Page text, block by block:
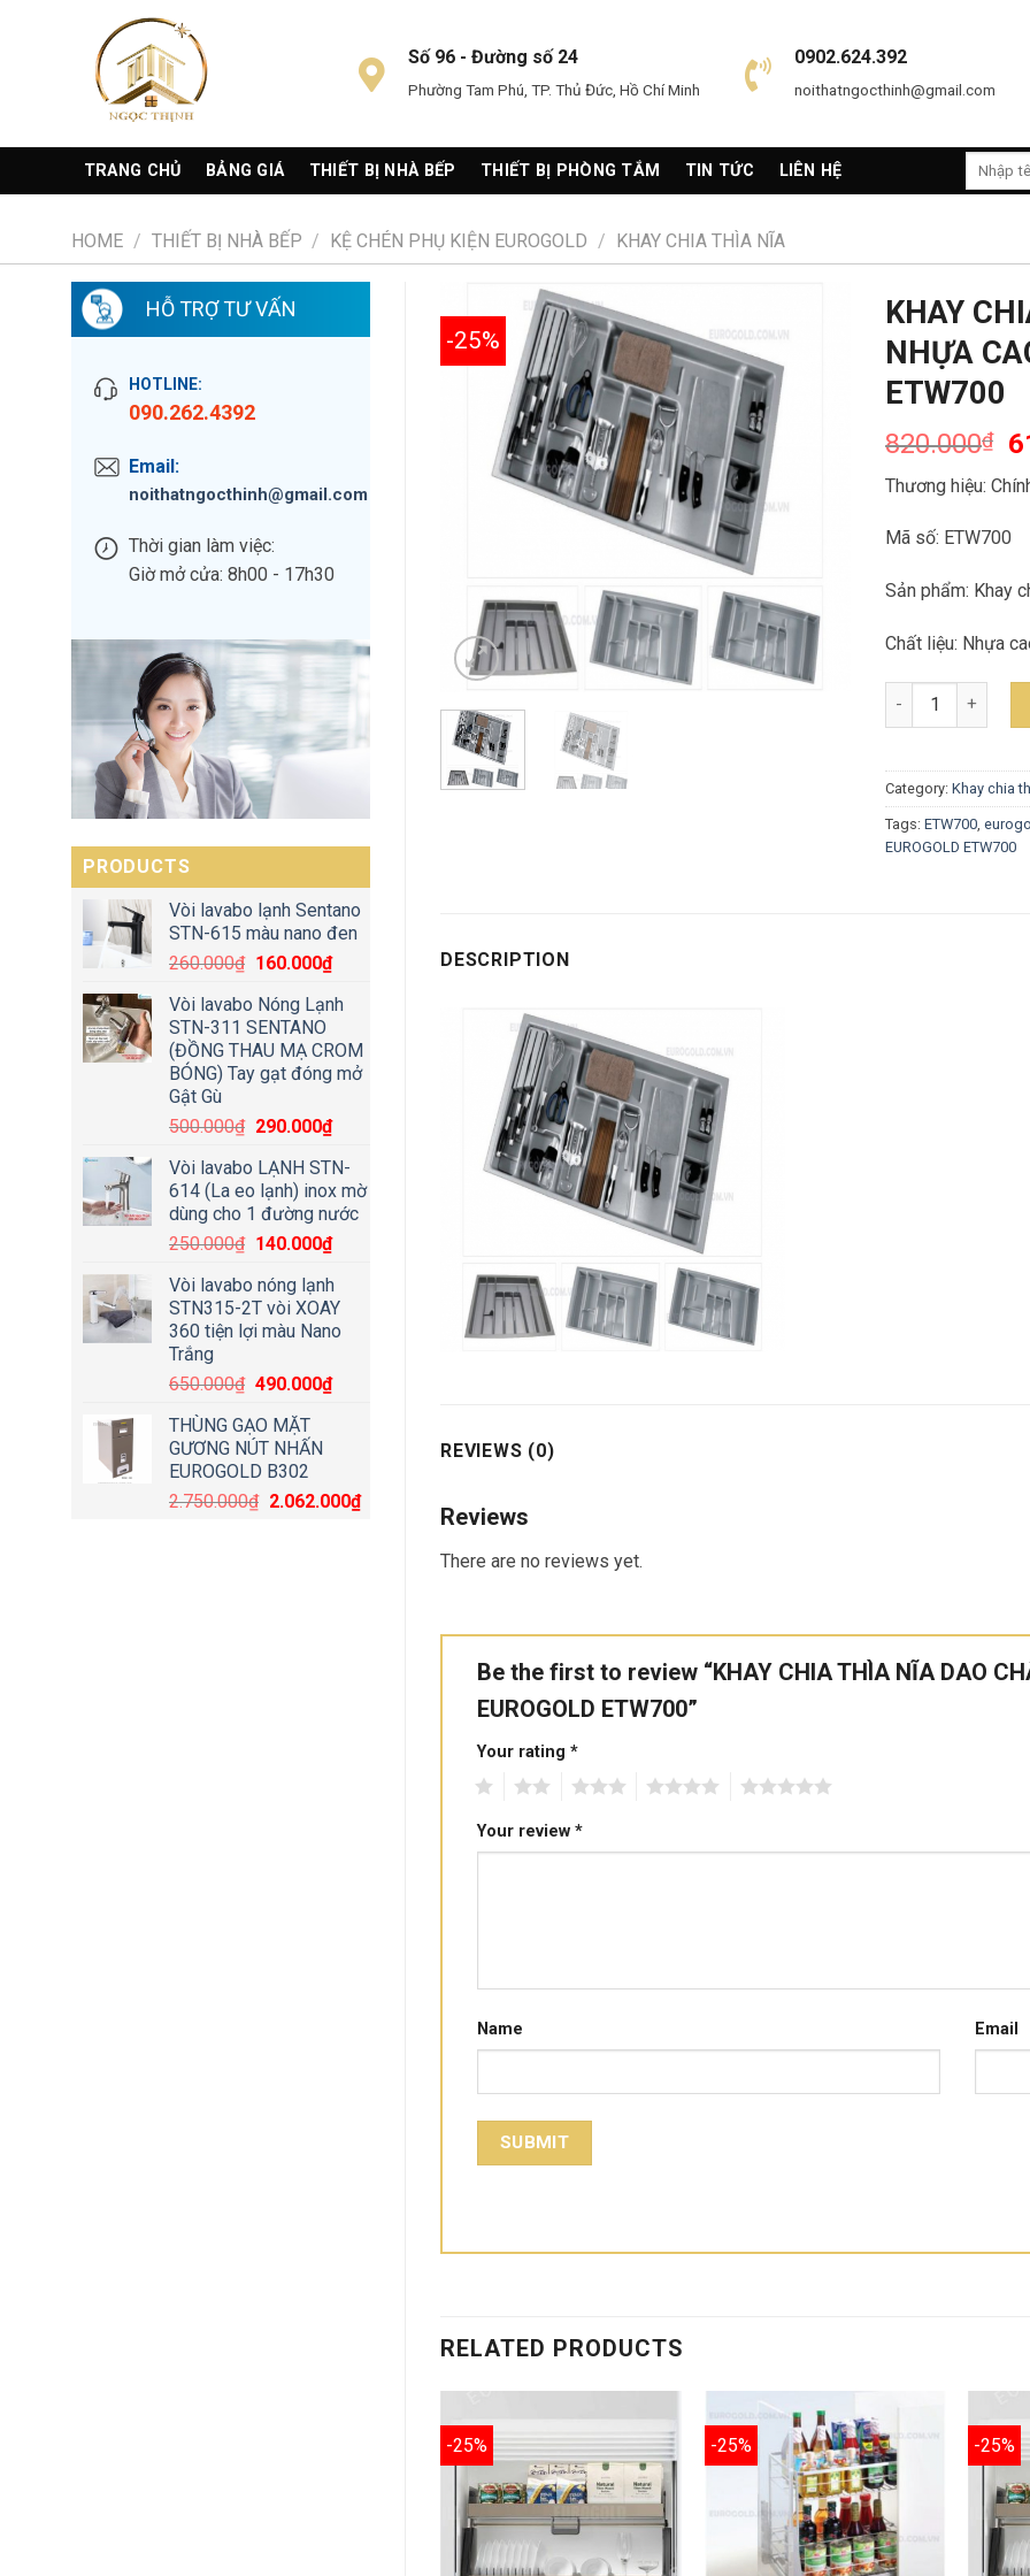
Số 96 - Đường số 24
Phường Tam Phú, TP. Thủ Đức, Hồ Chí Minh
0902.624.392
noithatngocthinh@gmail.com
TRANG CHỦ BẢNG GIÁ THIẾT BỊ NHÀ BẾP THIẾT BỊ PHÒNG TẮM TIN TỨC LIÊN HỆ
Search
HOME / THIẾT BỊ NHÀ BẾP / KỆ CHÉN PHỤ KIỆN EUROGOLD / KHAY CHIA THÌA NĨA
HỖ TRỢ TƯ VẤN
HOTLINE:
090.262.4392
Email:
noithatngocthinh@gmail.com
Thời gian làm việc:
Giờ mở cửa: 8h00 - 17h30
PRODUCTS
Vòi lavabo lạnh Sentano
STN-615 màu nano đen
260.000₫ 160.000₫
Vòi lavabo Nóng Lạnh
STN-311 SENTANO
(ĐỒNG THAU MẠ CROM
BÓNG) Tay gạt đóng mở
Gật Gù
500.000₫ 290.000₫
Vòi lavabo LẠNH STN-
614 (La eo lạnh) inox mờ
dùng cho 1 đường nước
250.000₫ 140.000₫
Vòi lavabo nóng lạnh
STN315-2T vòi XOAY
360 tiện lợi màu Nano
Trắng
650.000₫ 490.000₫
THÙNG GẠO MẶT
GƯƠNG NÚT NHẤN
EUROGOLD B302
2.750.000₫ 2.062.000₫
-25%
KHAY
NHỰA
ETW700
820.000₫
Thương hiệu:
Mã số: ETW700
Sản phẩm: Khay
Chất liệu: Nhựa
KHAY CHIA THÌA
Category:Khay chia
Tags:ETW700 ,
EUROGOLD ETW700
DESCRIPTION
REVIEWS (0)
Reviews
There are no reviews yet.
Be the first to review “KHAY CHIA THÌA NĨA DAO
EUROGOLD ETW700”
Your rating *
Your review *
Name Email
RELATED PRODUCTS
-25% -25% -25%